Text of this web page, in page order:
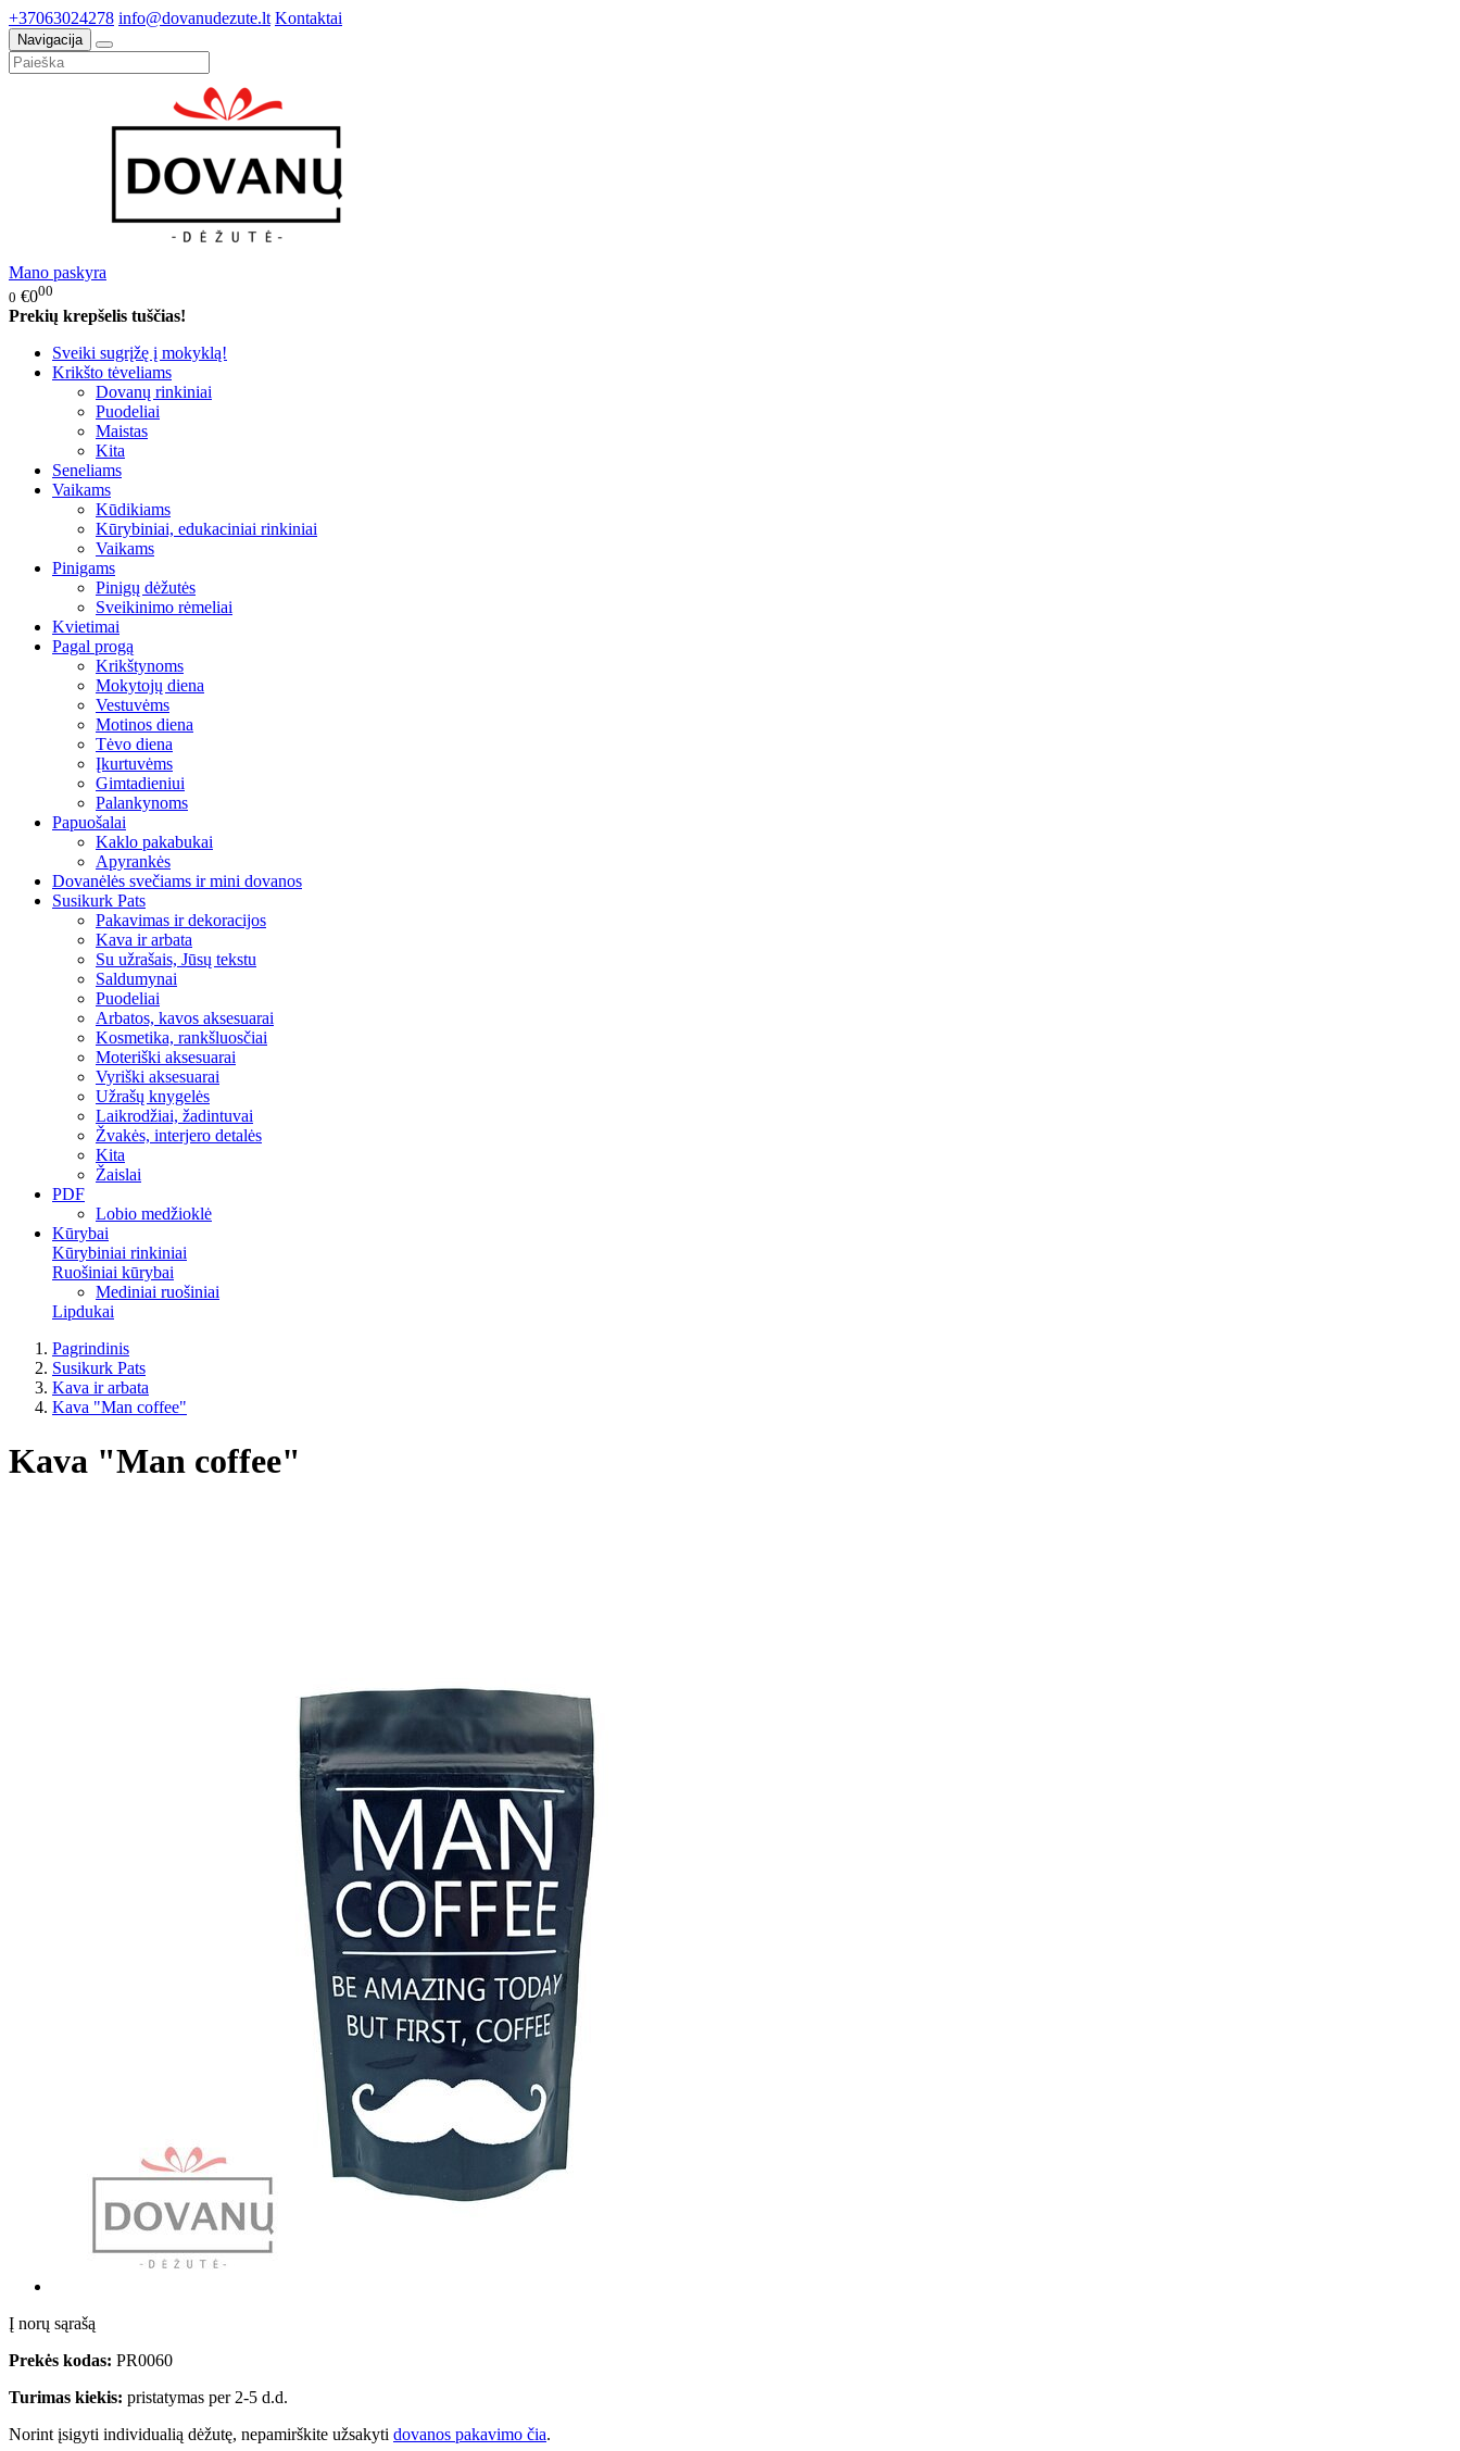
+37063024278 info@dovanudezute.lt Kontaktai
Navigacija
Mano paskyra
0 €000
Prekių krepšelis tuščias!
Sveiki sugrįžę į mokyklą!
Krikšto tėveliams
Dovanų rinkiniai
Puodeliai
Maistas
Kita
Seneliams
Vaikams
Kūdikiams
Kūrybiniai, edukaciniai rinkiniai
Vaikams
Pinigams
Pinigų dėžutės
Sveikinimo rėmeliai
Kvietimai
Pagal progą
Krikštynoms
Mokytojų diena
Vestuvėms
Motinos diena
Tėvo diena
Įkurtuvėms
Gimtadieniui
Palankynoms
Papuošalai
Kaklo pakabukai
Apyrankės
Dovanėlės svečiams ir mini dovanos
Susikurk Pats
Pakavimas ir dekoracijos
Kava ir arbata
Su užrašais, Jūsų tekstu
Saldumynai
Puodeliai
Arbatos, kavos aksesuarai
Kosmetika, rankšluosčiai
Moteriški aksesuarai
Vyriški aksesuarai
Užrašų knygelės
Laikrodžiai, žadintuvai
Žvakės, interjero detalės
Kita
Žaislai
PDF
Lobio medžioklė
Kūrybai
Kūrybiniai rinkiniai
Ruošiniai kūrybai
Mediniai ruošiniai
Lipdukai
Pagrindinis
Susikurk Pats
Kava ir arbata
Kava "Man coffee"
Kava "Man coffee"
Į norų sąrašą
Prekės kodas: PR0060
Turimas kiekis: pristatymas per 2-5 d.d.
Norint įsigyti individualią dėžutę, nepamirškite užsakyti dovanos pakavimo čia.